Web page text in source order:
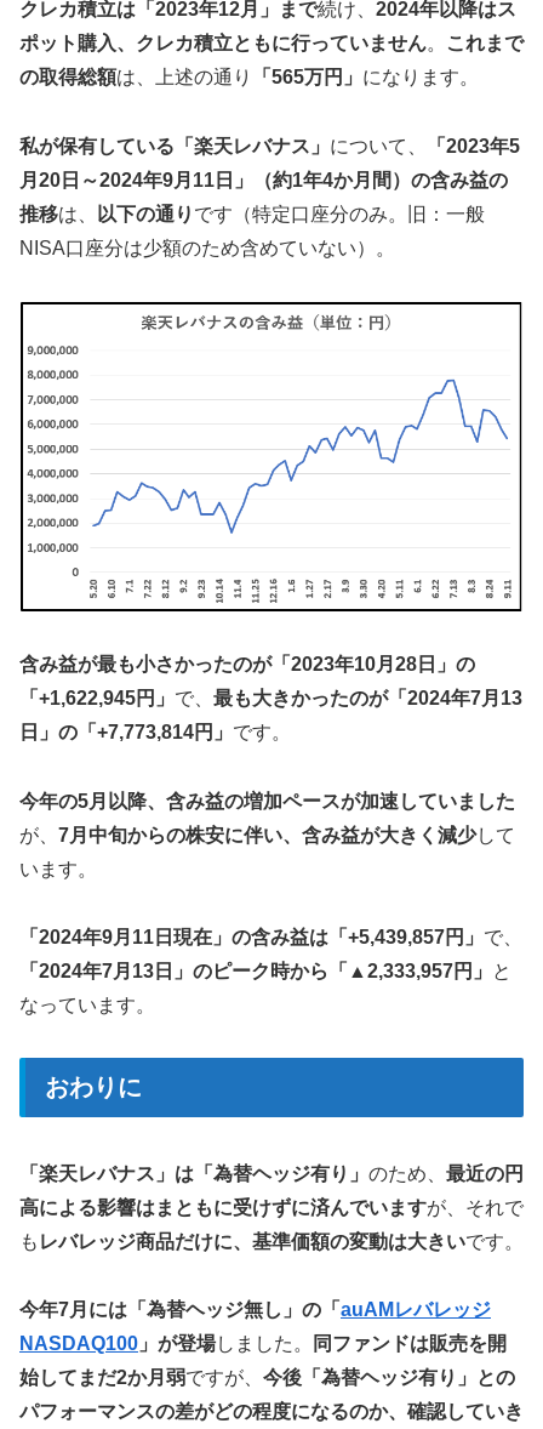
クレカ積立は「2023年12月」まで続け、 2024年以降はス
ポット購入、クレカ積立ともに行っていません。
これまで
の取得総額は、上述の通り 「565万円」 になります。
私が保有している「楽天レバナス」 について、
「2023年5
月20日～2024年9月11日」（約1年4か月間）の含み益の
推移は、 以下の通り です（特定口座分のみ。旧：一般
NISA口座分は少額のため含めていない）。
含み益が最も小さかったのが「2023年10月28日」の
「+1,622,945円」 で、 最も大きかったのが「2024年7月13
日」の 「+7,773,814円」 です。
今年の5月以降、含み益の増加ペースが加速していました
が、 7月中旬からの株安に伴い、含み益が大きく減少して
います。
「2024年9月11日現在」の含み益は「+5,439,857円」 で、
「2024年7月13日」のピーク時から「▲2,333,957円」
と
なっています。
おわりに
「楽天レバナス」は「為替ヘッジ有り」 のため、 最近の円
高による影響はまともに受けずに済んでいますが、それで
も レバレッジ商品だけに、基準価額の変動は大きいです。
今年7月には「為替ヘッジ無し」の「 auAMレバレッジ
NASDAQ100 」が登場しました。
同ファンドは販売を開
始してまだ2か月弱ですが、 今後「為替ヘッジ有り」との
パフォーマンスの差がどの程度になるのか、確認していき